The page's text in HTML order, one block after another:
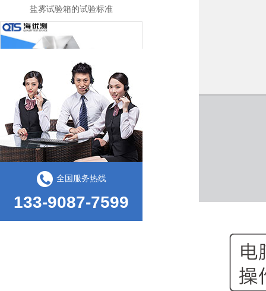
盐雾试验箱的测试标准和试验方法
全国服务热线
133-9087-7599